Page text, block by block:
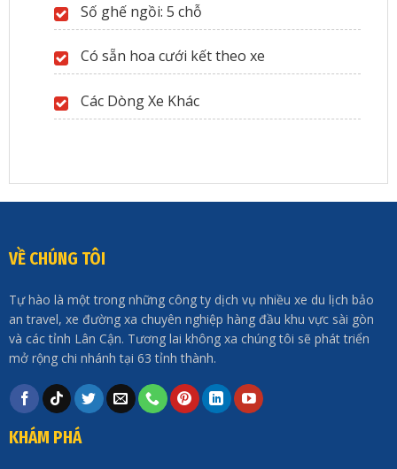
Số ghế ngồi: 5 chỗ
Có sẵn hoa cưới kết theo xe
Các Dòng Xe Khác
VỀ CHÚNG TÔI
Tự hào là một trong những công ty dịch vụ nhiều xe du lịch bảo
an travel, xe đường xa chuyên nghiệp hàng đầu khu vực sài gòn
và các tỉnh Lân Cận. Tương lai không xa chúng tôi sẽ phát triển
mở rộng chi nhánh tại 63 tỉnh thành.
KHÁM PHÁ